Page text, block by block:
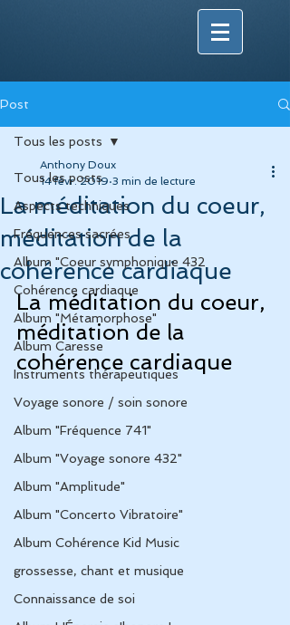
Post
Tous les posts
Aspects techniques
Fréquences sacrées
Album "Coeur symphonique 432
Cohérence cardiaque
Album "Métamorphose"
Album Caresse
Instruments thérapeutiques
Voyage sonore / soin sonore
Album "Fréquence 741"
Album "Voyage sonore 432"
Album "Amplitude"
Album "Concerto Vibratoire"
Album Cohérence Kid Music
grossesse, chant et musique
Connaissance de soi
Tous les posts
La méditation du coeur,
méditation de la
cohérence cardiaque
Anthony Doux
14 févr. 2019 3 min de lecture
La méditation du coeur,
méditation de la
cohérence cardiaque